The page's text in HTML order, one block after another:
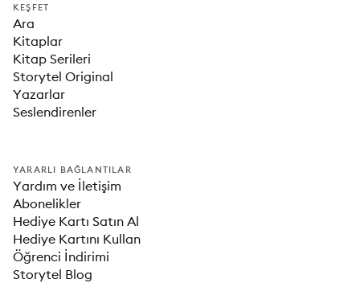
KEŞFET
Ara
Kitaplar
Kitap Serileri
Storytel Original
Yazarlar
Seslendirenler
YARARLI BAĞLANTILAR
Yardım ve İletişim
Abonelikler
Hediye Kartı Satın Al
Hediye Kartını Kullan
Öğrenci İndirimi
Storytel Blog